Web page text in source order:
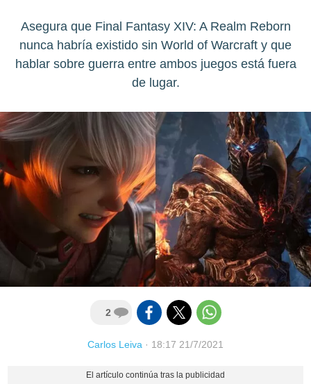
Asegura que Final Fantasy XIV: A Realm Reborn
nunca habría existido sin World of Warcraft y que
hablar sobre guerra entre ambos juegos está fuera
de lugar.
2
Carlos Leiva · 18:17 21/7/2021